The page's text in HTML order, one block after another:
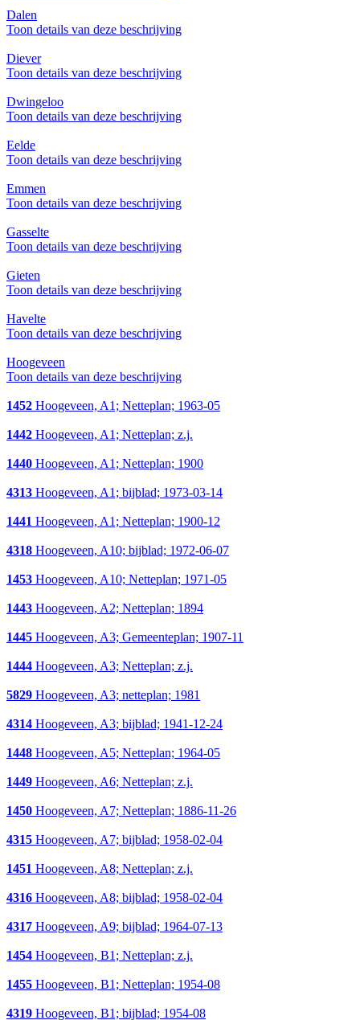
Dalen
Toon details van deze beschrijving
Diever
Toon details van deze beschrijving
Dwingeloo
Toon details van deze beschrijving
Eelde
Toon details van deze beschrijving
Emmen
Toon details van deze beschrijving
Gasselte
Toon details van deze beschrijving
Gieten
Toon details van deze beschrijving
Havelte
Toon details van deze beschrijving
Hoogeveen
Toon details van deze beschrijving
1452 Hoogeveen, A1; Netteplan; 1963-05
1442 Hoogeveen, A1; Netteplan; z.j.
1440 Hoogeveen, A1; Netteplan; 1900
4313 Hoogeveen, A1; bijblad; 1973-03-14
1441 Hoogeveen, A1; Netteplan; 1900-12
4318 Hoogeveen, A10; bijblad; 1972-06-07
1453 Hoogeveen, A10; Netteplan; 1971-05
1443 Hoogeveen, A2; Netteplan; 1894
1445 Hoogeveen, A3; Gemeenteplan; 1907-11
1444 Hoogeveen, A3; Netteplan; z.j.
5829 Hoogeveen, A3; netteplan; 1981
4314 Hoogeveen, A3; bijblad; 1941-12-24
1448 Hoogeveen, A5; Netteplan; 1964-05
1449 Hoogeveen, A6; Netteplan; z.j.
1450 Hoogeveen, A7; Netteplan; 1886-11-26
4315 Hoogeveen, A7; bijblad; 1958-02-04
1451 Hoogeveen, A8; Netteplan; z.j.
4316 Hoogeveen, A8; bijblad; 1958-02-04
4317 Hoogeveen, A9; bijblad; 1964-07-13
1454 Hoogeveen, B1; Netteplan; z.j.
1455 Hoogeveen, B1; Netteplan; 1954-08
4319 Hoogeveen, B1; bijblad; 1954-08